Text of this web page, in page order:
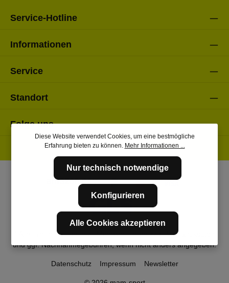
Service-Hotline
Informationen
Service
Standort
Folge uns
* Alle Preise inkl. gesetzl. Mehrwertsteuer zzgl.Versandkosten
und ggf. Nachnahmegebühren, wenn nicht anders angegeben.
Datenschutz Impressum Newsletter
Diese Website verwendet Cookies, um eine bestmögliche
Erfahrung bieten zu können. Mehr Informationen ...
Nur technisch notwendige
Konfigurieren
Alle Cookies akzeptieren